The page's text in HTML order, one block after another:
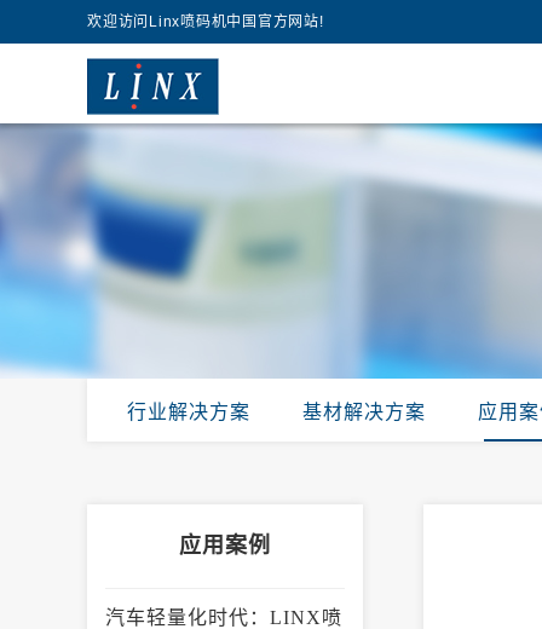
欢迎访问Linx喷码机中国官方网站!
行业解决方案 基材解决方案 应用
应用案例
汽车轻量化时代：LINX喷